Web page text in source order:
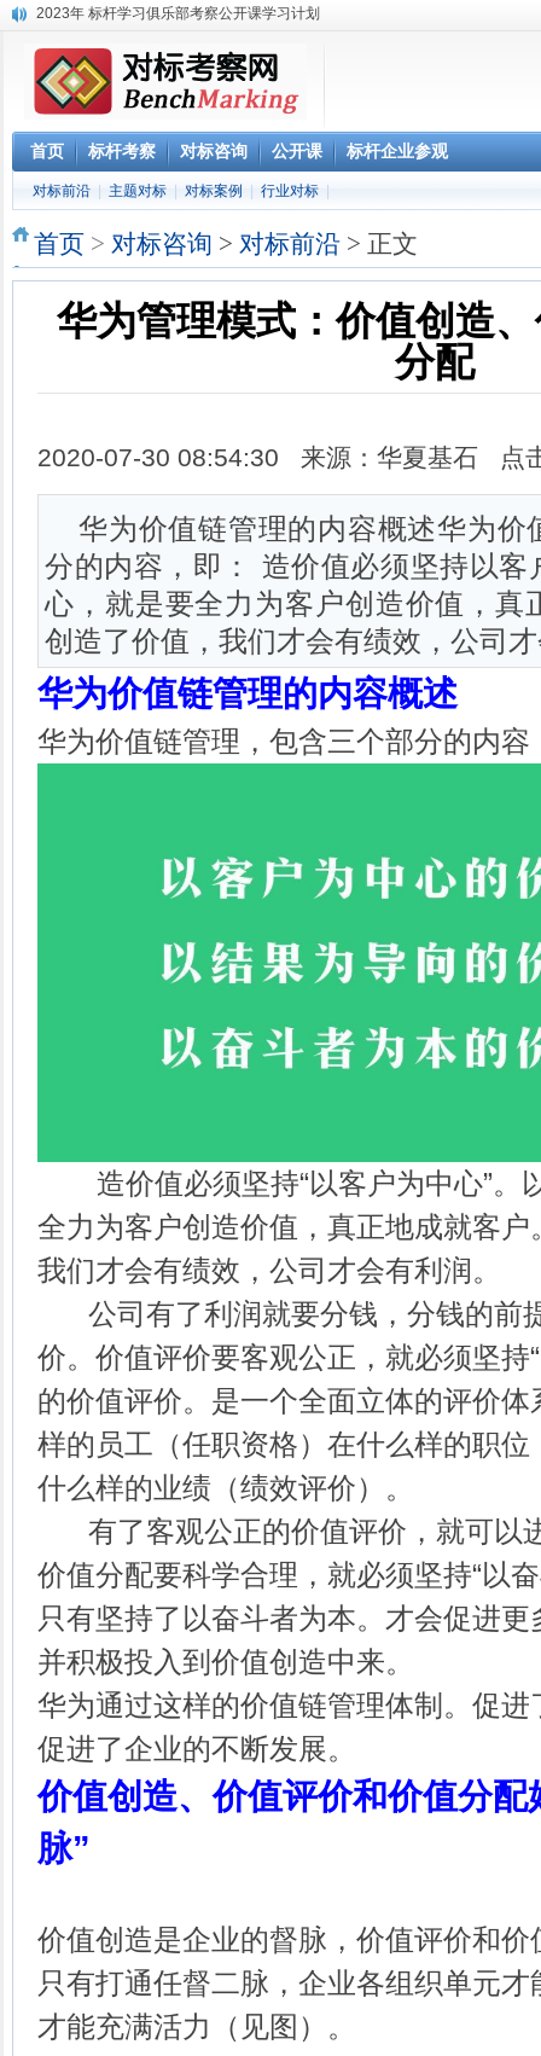
2023年 标杆学习俱乐部考察公开课学习计划
华北标杆企业目录
华东标杆企业目录
参观深圳柔宇科技 考察产品与技术创新 体验柔性显示3D影院
《解密阿里巴巴政委体系》大纲-1天
赴腾讯参观“向腾讯学管理”六项课程体系
参观阿里巴巴网上预约 阿里巴巴西溪访客中心预约
首页 标杆考察 对标咨询 公开课 标杆企业参观
对标前沿 主题对标 对标案例 行业对标
首页 > 对标咨询 > 对标前沿 > 正文
华为管理模式：价值创造
分配
2020-07-30 08:54:30 来源：华夏基石 点
华为价值链管理的内容概述华为价
分的内容，即： 造价值必须坚持以客
心，就是要全力为客户创造价值，真
创造了价值，我们才会有绩效，公司
华为价值链管理的内容概述
华为价值链管理，包含三个部分的内容
造价值必须坚持“以客户为中心”。
全力为客户创造价值，真正地成就客
我们才会有绩效，公司才会有利润。
公司有了利润就要分钱，分钱的前
价。价值评价要客观公正，就必须坚持
的价值评价。是一个全面立体的评价
样的员工（任职资格）在什么样的职
什么样的业绩（绩效评价）。
有了客观公正的价值评价，就可以
价值分配要科学合理，就必须坚持“以
只有坚持了以奋斗者为本。才会促进
并积极投入到价值创造中来。
华为通过这样的价值链管理体制。促
促进了企业的不断发展。
价值创造、价值评价和价值分配
脉”
价值创造是企业的督脉，价值评价和
只有打通任督二脉，企业各组织单元
才能充满活力（见图）。